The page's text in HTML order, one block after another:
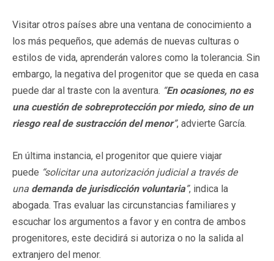
Visitar otros países abre una ventana de conocimiento a
los más pequeños, que además de nuevas culturas o
estilos de vida, aprenderán valores como la tolerancia. Sin
embargo, la negativa del progenitor que se queda en casa
puede dar al traste con la aventura. “En ocasiones, no es
una cuestión de sobreprotección por miedo, sino de un
riesgo real de sustracción del menor”, advierte García.
En última instancia, el progenitor que quiere viajar
puede “solicitar una autorización judicial a través de
una demanda de jurisdicción voluntaria”, indica la
abogada. Tras evaluar las circunstancias familiares y
escuchar los argumentos a favor y en contra de ambos
progenitores, este decidirá si autoriza o no la salida al
extranjero del menor.